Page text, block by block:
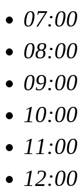
07:00
08:00
09:00
10:00
11:00
12:00